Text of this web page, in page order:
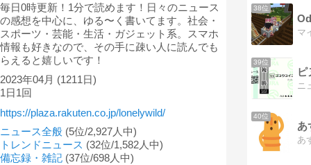
毎日0時更新！1分で読めます！日々のニュース
の感想を中心に、ゆる〜く書いてます。社会・
スポーツ・芸能・生活・ガジェット系。スマホ
情報も好きなので、その手に疎い人に読んでも
らえると嬉しいです！
2023年04月 (1211日)
1日1回
https://plaza.rakuten.co.jp/lonelywild/
ニュース全般 (5位/2,927人中)
トレンドニュース (32位/1,582人中)
備忘録・雑記 (37位/698人中)
38位
39位
ピ
40位
あ